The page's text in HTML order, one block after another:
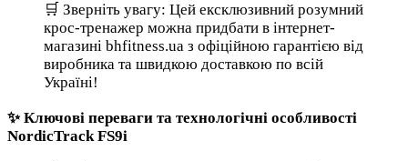
🛒 Зверніть увагу: Цей ексклюзивний розумний
крос-тренажер можна придбати в інтернет-
магазині bhfitness.ua з офіційною гарантією від
виробника та швидкою доставкою по всій
Україні!
✨ Ключові переваги та технологічні особливості
NordicTrack FS9i